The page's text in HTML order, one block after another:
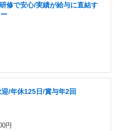
修で安心/実績が給与に直結す
/年休125日/賞与年2回
円